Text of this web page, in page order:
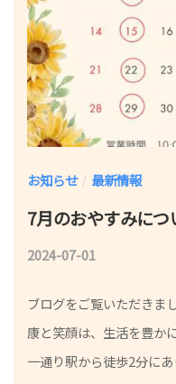
お知らせ / 最新情報
7月のおやすみにつ
2024-07-01
鍼
灸
師
ブログをご覧いただきま
康と笑顔は、生活を豊か
一通り駅から徒歩2分に